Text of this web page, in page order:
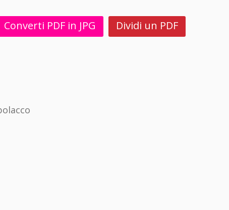
Converti PDF in JPG
Dividi un PDF